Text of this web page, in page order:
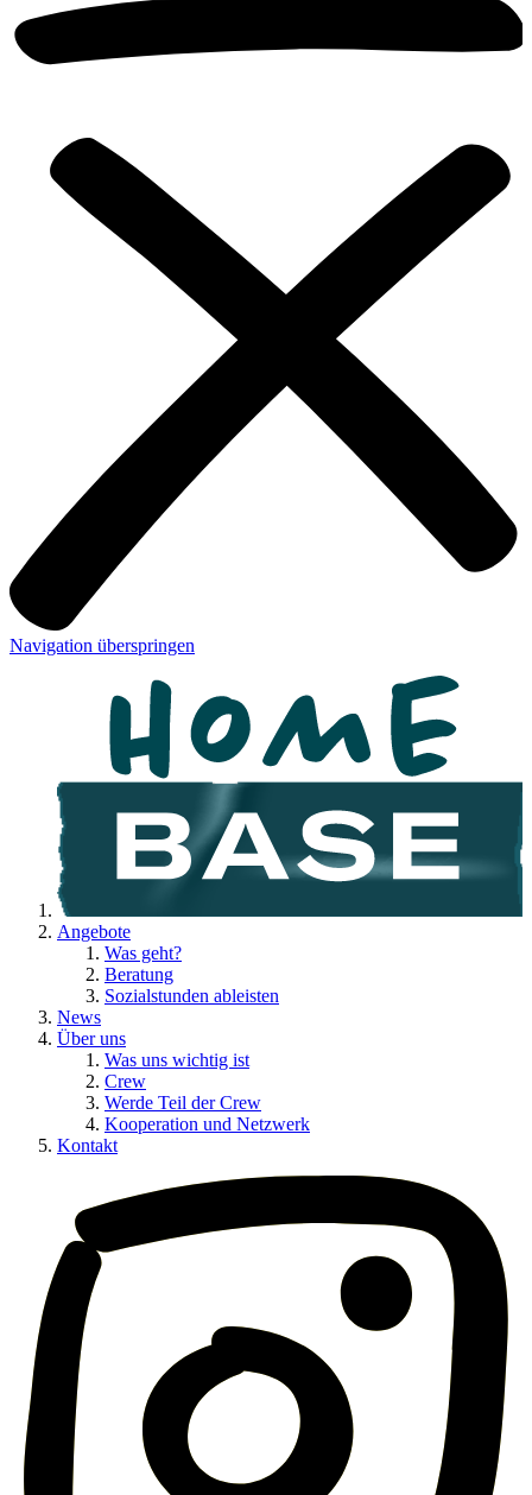
Navigation überspringen
Angebote
Was geht?
Beratung
Sozialstunden ableisten
News
Über uns
Was uns wichtig ist
Crew
Werde Teil der Crew
Kooperation und Netzwerk
Kontakt